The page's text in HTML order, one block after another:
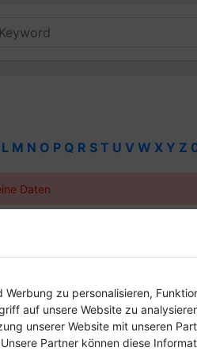
L M N O P Q R S T U V W X Y Z
Daten
Firmeneintrag
zu personalisieren,
auf unsere Website zu
unserer Website mit unseren
Partner können diese